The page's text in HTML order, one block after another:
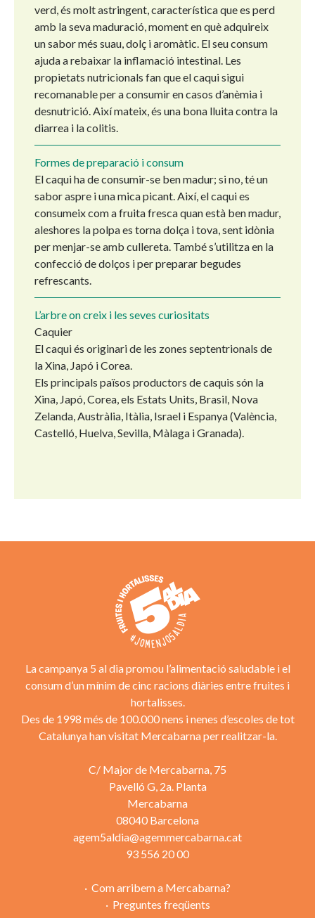
verd, és molt astringent, característica que es perd
amb la seva maduració, moment en què adquireix
un sabor més suau, dolç i aromàtic. El seu consum
ajuda a rebaixar la inflamació intestinal. Les
propietats nutricionals fan que el caqui sigui
recomanable per a consumir en casos d’anèmia i
desnutrició. Així mateix, és una bona lluita contra la
diarrea i la colitis.
Formes de preparació i consum
El caqui ha de consumir-se ben madur; si no, té un
sabor aspre i una mica picant. Així, el caqui es
consumeix com a fruita fresca quan està ben madur,
aleshores la polpa es torna dolça i tova, sent idònia
per menjar-se amb cullereta. També s’utilitza en la
confecció de dolços i per preparar begudes
refrescants.
L’arbre on creix i les seves curiositats
Caquier
El caqui és originari de les zones septentrionals de
la Xina, Japó i Corea.
Els principals països productors de caquis són la
Xina, Japó, Corea, els Estats Units, Brasil, Nova
Zelanda, Austràlia, Itàlia, Israel i Espanya (València,
Castelló, Huelva, Sevilla, Màlaga i Granada).
La campanya 5 al dia promou l’alimentació saludable i el
consum d’un mínim de cinc racions diàries entre fruites i
hortalisses.
Des de 1998 més de 100.000 nens i nenes d’escoles de tot
Catalunya han visitat Mercabarna per realitzar-la.
C/ Major de Mercabarna, 75
Pavelló G, 2a. Planta
Mercabarna
08040 Barcelona
agem5aldia@agemmercabarna.cat
93 556 20 00
Com arribem a Mercabarna?
Preguntes freqüents